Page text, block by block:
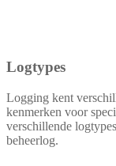
Logtypes
Logging kent
kenmerken voor
verschillende
beheerlog.